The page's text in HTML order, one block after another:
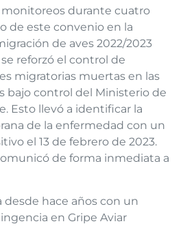
monitoreos durante cuatro
de este convenio en la
de aves 2022/2023
reforzó el control de
migratorias muertas en las
bajo control del Ministerio de
Esto llevó a identificar la
de la enfermedad con un
el 13 de febrero de 2023.
de forma inmediata a
desde hace años con un
en Gripe Aviar